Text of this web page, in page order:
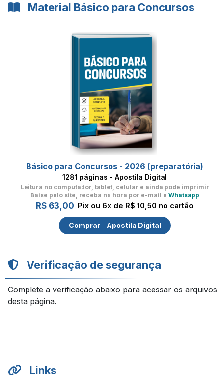
Material Básico para Concursos
Básico para Concursos - 2026 (preparatória)
1281 páginas - Apostila Digital
Leitura no computador, tablet, celular e ainda pode imprimir
Baixe pelo site, receba na hora por e-mail e Whatsapp
R$ 63,00 Pix ou 6x de R$ 10,50 no cartão
Comprar - Apostila Digital
Verificação de segurança
Complete a verificação abaixo para acessar os arquivos
desta página.
Links